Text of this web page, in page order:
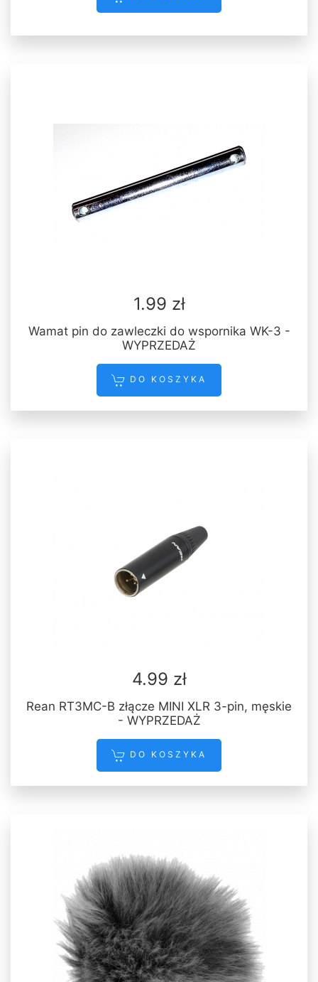
1.99 zł
Wamat pin do zawleczki do wspornika WK-3 -
WYPRZEDAŻ
DO KOSZYKA
4.99 zł
Rean RT3MC-B złącze MINI XLR 3-pin, męskie
- WYPRZEDAŻ
DO KOSZYKA